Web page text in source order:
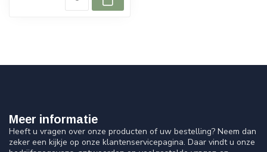
Meer informatie
Heeft u vragen over onze producten of uw bestelling? Neem dan
zeker een kijkje op onze klantenservicepagina. Daar vindt u onze